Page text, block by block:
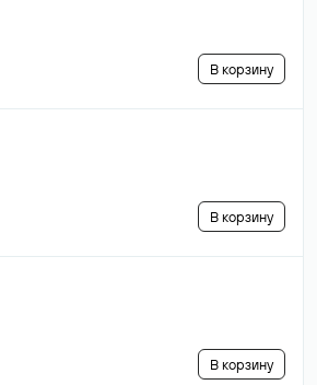
В корзину
В корзину
В корзину